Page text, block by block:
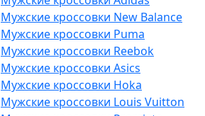
Мужские кроссовки New Balance
Мужские кроссовки Puma
Мужские кроссовки Reebok
Мужские кроссовки Asics
Мужские кроссовки Hoka
Мужские кроссовки Louis Vuitton